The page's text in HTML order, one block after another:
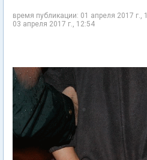
время публикации: 01 апреля 2017
03 апреля 2017 г., 12:54